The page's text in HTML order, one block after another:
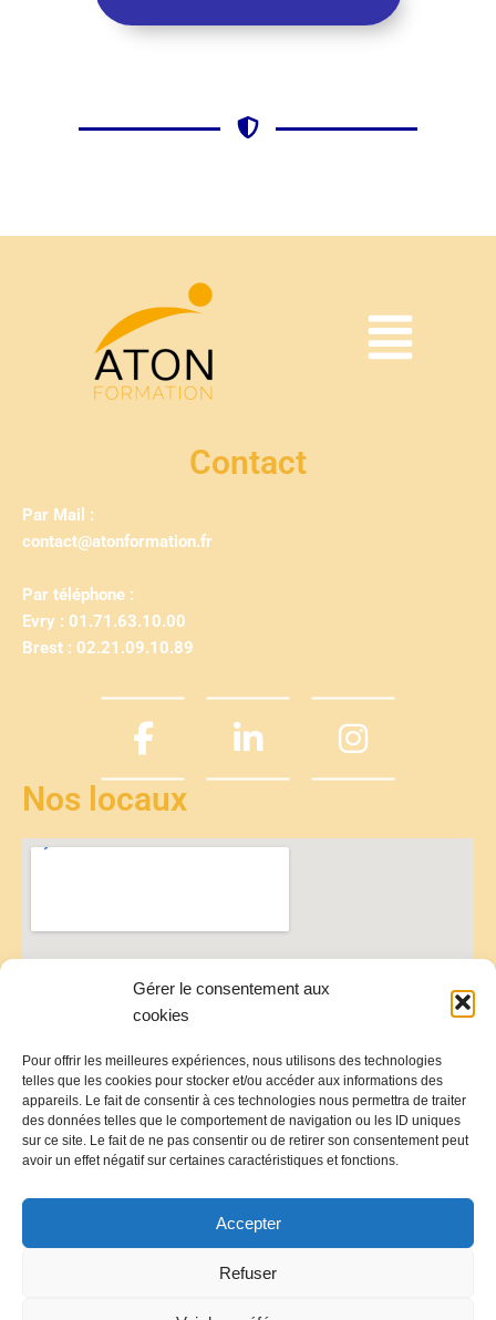
Gérer le consentement aux
cookies
Pour offrir les meilleures expériences, nous utilisons des technologies
telles que les cookies pour stocker et/ou accéder aux informations des
appareils. Le fait de consentir à ces technologies nous permettra de traiter
des données telles que le comportement de navigation ou les ID uniques
sur ce site. Le fait de ne pas consentir ou de retirer son consentement peut
avoir un effet négatif sur certaines caractéristiques et fonctions.
Accepter
Refuser
Contact
Par Mail :
contact@atonformation.fr
Par téléphone :
Evry : 01.71.63.10.00
Brest : 02.21.09.10.89
Nos locaux